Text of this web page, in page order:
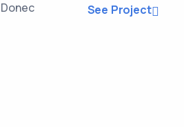
See Project